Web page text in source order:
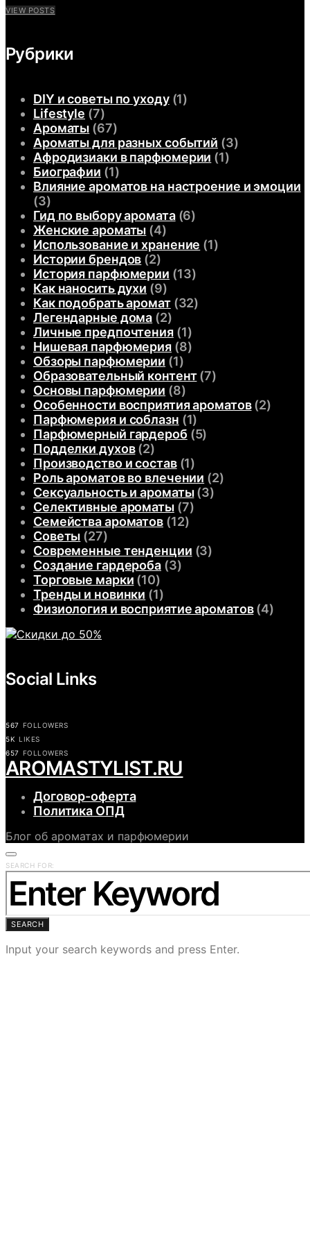
VIEW POSTS
Рубрики
DIY и советы по уходу(1)
Lifestyle (7)
Ароматы (67)
Ароматы для разных событий (3)
Афродизиаки в парфюмерии (1)
Биографии (1)
Влияние ароматов на настроение и эмоции
(3)
Гид по выбору аромата(6)
Женские ароматы (4)
Использование и хранение (1)
Истории брендов (2)
История парфюмерии (13)
Как наносить духи (9)
Как подобрать аромат(32)
Легендарные дома (2)
Личные предпочтения(1)
Нишевая парфюмерия(8)
Обзоры парфюмерии (1)
Образовательный контент(7)
Основы парфюмерии (8)
Особенности восприятия ароматов(2)
Парфюмерия и соблазн (1)
Парфюмерный гардероб (5)
Подделки духов(2)
Производство и состав(1)
Роль ароматов во влечении (2)
Сексуальность и ароматы(3)
Селективные ароматы(7)
Семейства ароматов(12)
Советы (27)
Современные тенденции (3)
Создание гардероба(3)
Торговые марки (10)
Тренды и новинки (1)
Физиология и восприятие ароматов(4)
Social Links
567 FOLLOWERS
5K LIKES
657 FOLLOWERS
АROMASTYLIST.RU
Договор-оферта
Политика ОПД
Блог об ароматах и парфюмерии
SEARCH FOR:
SEARCH
Input your search keywords and press Enter.